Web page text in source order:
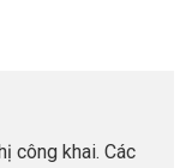
công khai. Các